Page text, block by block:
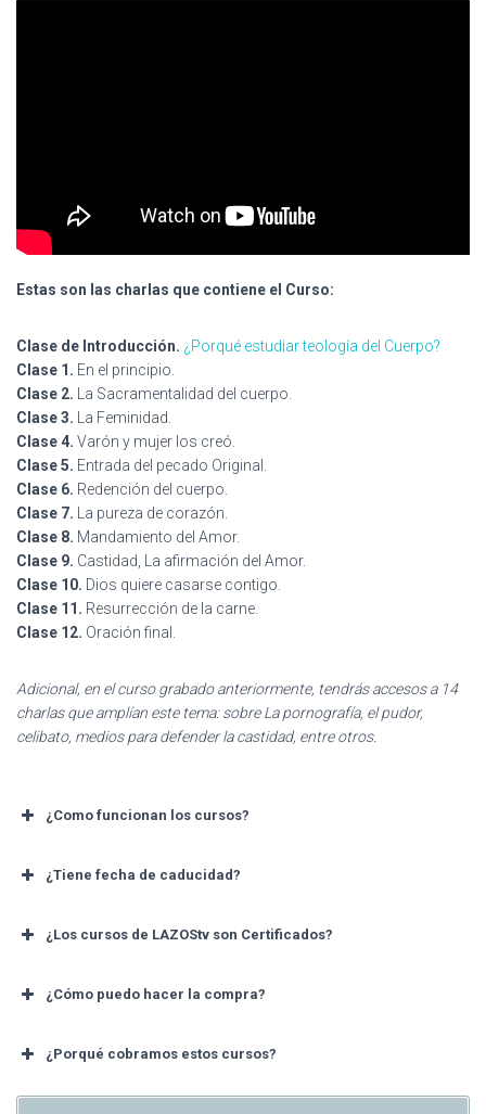
Estas son las charlas que contiene el Curso:
Clase de Introducción. ¿Porqué estudiar teología del Cuerpo?
Clase 1. En el principio.
Clase 2. La Sacramentalidad del cuerpo.
Clase 3. La Feminidad.
Clase 4. Varón y mujer los creó.
Clase 5. Entrada del pecado Original.
Clase 6. Redención del cuerpo.
Clase 7. La pureza de corazón.
Clase 8. Mandamiento del Amor.
Clase 9. Castidad, La afirmación del Amor.
Clase 10. Dios quiere casarse contigo.
Clase 11. Resurrección de la carne.
Clase 12. Oración final.
Adicional, en el curso grabado anteriormente, tendrás accesos a 14
charlas que amplían este tema: sobre La pornografía, el pudor,
celibato, medios para defender la castidad, entre otros.
¿Como funcionan los cursos?
¿Tiene fecha de caducidad?
¿Los cursos de LAZOStv son Certificados?
¿Cómo puedo hacer la compra?
¿Porqué cobramos estos cursos?